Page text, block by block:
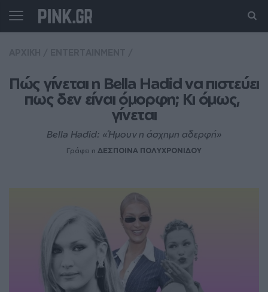
Πώς γίνεται η Bella Hadid να πιστεύει
πως δεν είναι όμορφη; Κι όμως,
γίνεται
Bella Hadid: «Ήμουν η άσχημη αδερφή»
Γράφει η ΔΕΣΠΟΙΝΑ ΠΟΛΥΧΡΟΝΙΔΟΥ